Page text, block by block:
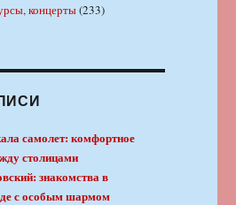
концерты(233)
самолет: комфортное
столицами
знакомства в
с особым шармом